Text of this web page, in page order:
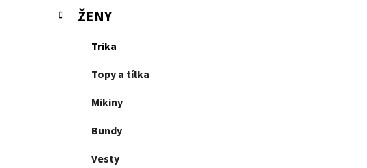
n
i
ŽENY
Trika
Topy a tílka
Mikiny
Bundy
Vesty